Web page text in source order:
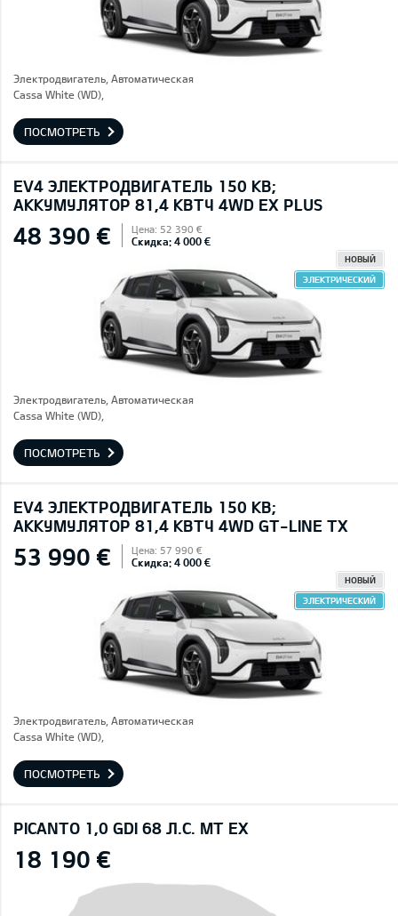
Электродвигатель, Автоматическая
Cassa White (WD),
ПОСМОТРЕТЬ
EV4 ЭЛЕКТРОДВИГАТЕЛЬ 150 КВ;
AККУМУЛЯТОР 81,4 КВТЧ 4WD EX PLUS
48 390 € Цена: 52 390 €
Скидка: 4 000 €
НОВЫЙ
ЭЛЕКТРИЧЕСКИЙ
Электродвигатель, Автоматическая
Cassa White (WD),
ПОСМОТРЕТЬ
EV4 ЭЛЕКТРОДВИГАТЕЛЬ 150 КВ;
AККУМУЛЯТОР 81,4 КВТЧ 4WD GT-LINE TX
53 990 € Цена: 57 990 €
Скидка: 4 000 €
НОВЫЙ
ЭЛЕКТРИЧЕСКИЙ
Электродвигатель, Автоматическая
Cassa White (WD),
ПОСМОТРЕТЬ
PICANTO 1,0 GDI 68 Л.С. MT EX
18 190 €